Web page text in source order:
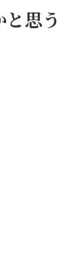
思う